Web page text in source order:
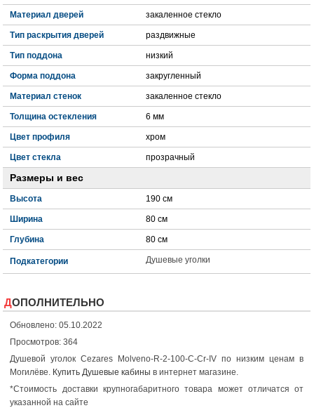
Материал дверей закаленное стекло
Тип раскрытия дверей раздвижные
Тип поддона низкий
Форма поддона закругленный
Материал стенок закаленное стекло
Толщина остекления 6 мм
Цвет профиля хром
Цвет стекла прозрачный
Размеры и вес
Высота 190 см
Ширина 80 см
Глубина 80 см
Подкатегории Душевые уголки
ДОПОЛНИТЕЛЬНО
Обновлено: 05.10.2022
Просмотров: 364
Душевой уголок Cezares Molveno-R-2-100-C-Cr-IV по низким ценам в
Могилёве. Купить Душевые кабины в интернет магазине.
*Стоимость доставки крупногабаритного товара может отличатся от
указанной на сайте